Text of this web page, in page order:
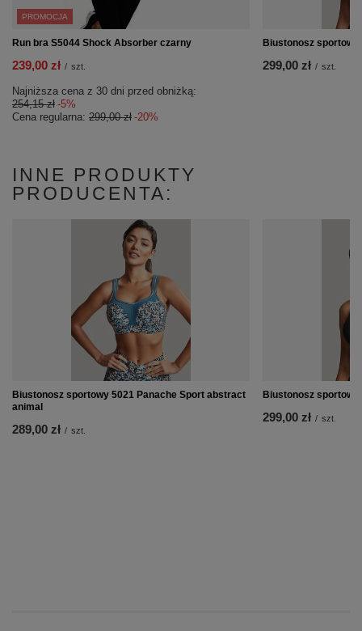
PROMOCJA
Run bra S5044 Shock Absorber czarny
239,00 zł / szt.
Najniższa cena z 30 dni przed obniżką:
254,15 zł -5%
Cena regularna: 299,00 zł -20%
Biustonosz
299,00 zł / szt.
INNE PRODUKTY
PRODUCENTA:
Biustonosz sportowy 5021 Panache Sport abstract
animal
289,00 zł / szt.
Biustonosz
299,00 zł / szt.